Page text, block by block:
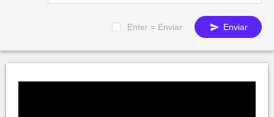
Enter = Enviar Enviar